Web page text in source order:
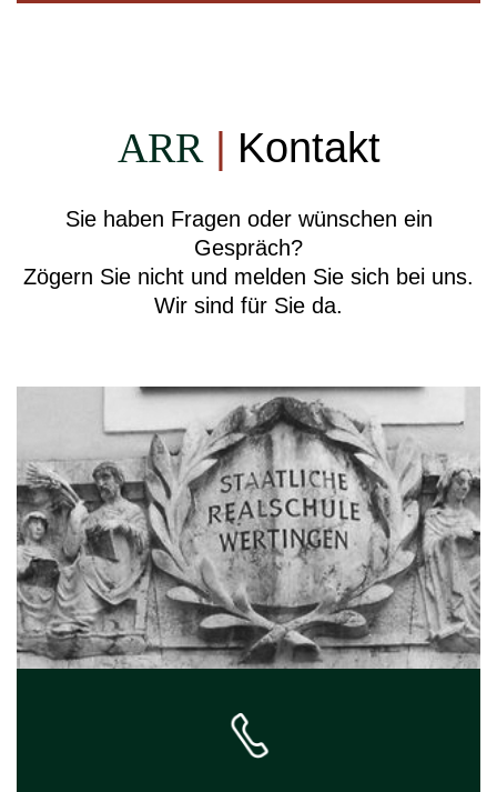
ARR Kontakt
Sie haben Fragen oder wünschen ein
Gespräch?
Zögern Sie nicht und melden Sie sich bei uns.
Wir sind für Sie da.